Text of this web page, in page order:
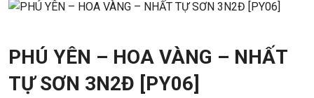
PHÚ YÊN – HOA VÀNG – NHẤT
TỰ SƠN 3N2Đ [PY06]